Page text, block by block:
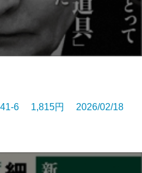
6 1,815円 2026/02/18